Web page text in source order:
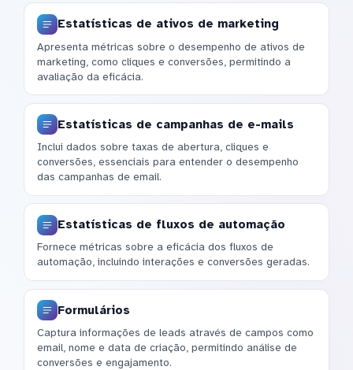
Estatísticas de ativos de marketing
Apresenta métricas sobre o desempenho de ativos de
marketing, como cliques e conversões, permitindo a
avaliação da eficácia.
Estatísticas de campanhas de e-mails
Inclui dados sobre taxas de abertura, cliques e
conversões, essenciais para entender o desempenho
das campanhas de email.
Estatísticas de fluxos de automação
Fornece métricas sobre a eficácia dos fluxos de
automação, incluindo interações e conversões geradas.
Formulários
Captura informações de leads através de campos como
email, nome e data de criação, permitindo análise de
conversões e engajamento.